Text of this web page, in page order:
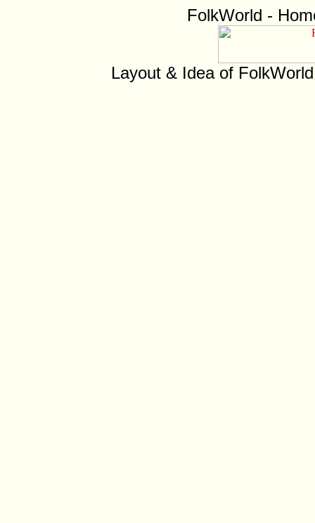
FolkWorld -
Layout & Idea of